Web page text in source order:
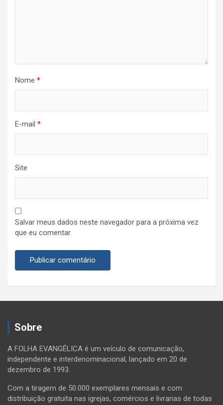
Nome *
E-mail *
Site
Salvar meus dados neste navegador para a próxima vez
que eu comentar.
Sobre
A FOLHA EVANGÉLICA é um veículo de comunicação,
independente e interdenominacional, lançado em 20 de
dezembro de 1993.
Com a tiragem de 50.000 exemplares mensais e com
distribuição gratuita nas igrejas, comércios e livrarias de todas